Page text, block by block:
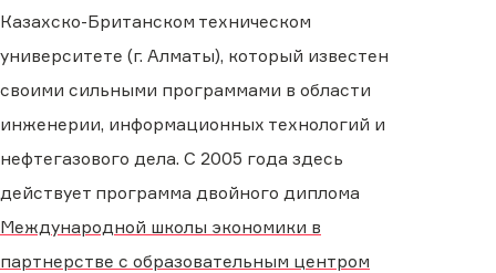
Казахско-Британском техническом
университете (г. Алматы), который известен
своими сильными программами в области
инженерии, информационных технологий и
нефтегазового дела. С 2005 года здесь
действует программа двойного диплома
Международной школы экономики в
партнерстве с образовательным центром